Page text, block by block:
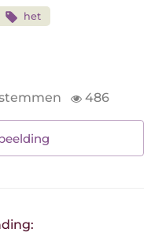
het
486